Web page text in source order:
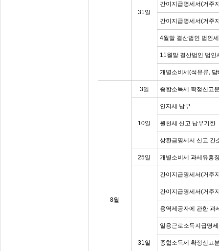
31일
간이지급명세서(거주
간이지급명세서(거주
4월말 결산법인 법인
11월말 결산법인 법인
개별소비세(석유류, 담
8월
3일 종합소득세 확정신고
10일
인지세 납부
원천세 신고 납부기한
상환금명세서 신고 간
25일 개별소비세 과세유흥
31일
간이지급명세서(거주
간이지급명세서(거주
용역제공자에 관한 과
일용근로소득지급명
종합소득세 확정신고